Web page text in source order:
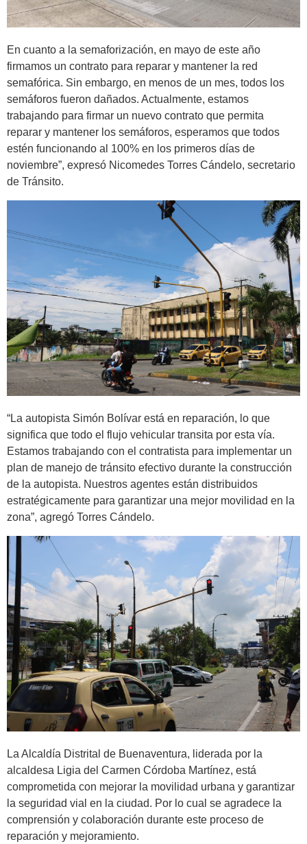
En cuanto a la semaforización, en mayo de este año
firmamos un contrato para reparar y mantener la red
semafórica. Sin embargo, en menos de un mes, todos los
semáforos fueron dañados. Actualmente, estamos
trabajando para firmar un nuevo contrato que permita
reparar y mantener los semáforos, esperamos que todos
estén funcionando al 100% en los primeros días de
noviembre”, expresó Nicomedes Torres Cándelo, secretario
de Tránsito.
“La autopista Simón Bolívar está en reparación, lo que
significa que todo el flujo vehicular transita por esta vía.
Estamos trabajando con el contratista para implementar un
plan de manejo de tránsito efectivo durante la construcción
de la autopista. Nuestros agentes están distribuidos
estratégicamente para garantizar una mejor movilidad en la
zona”, agregó Torres Cándelo.
La Alcaldía Distrital de Buenaventura, liderada por la
alcaldesa Ligia del Carmen Córdoba Martínez, está
comprometida con mejorar la movilidad urbana y garantizar
la seguridad vial en la ciudad. Por lo cual se agradece la
comprensión y colaboración durante este proceso de
reparación y mejoramiento.